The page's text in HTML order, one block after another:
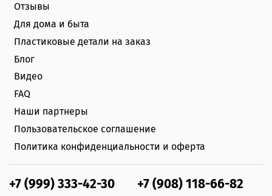
Отзывы
Для дома и быта
Пластиковые детали на заказ
Блог
Видео
FAQ
Наши партнеры
Пользовательское соглашение
Политика конфиденциальности и оферта
+7 (999) 333-42-30 +7 (908) 118-66-82